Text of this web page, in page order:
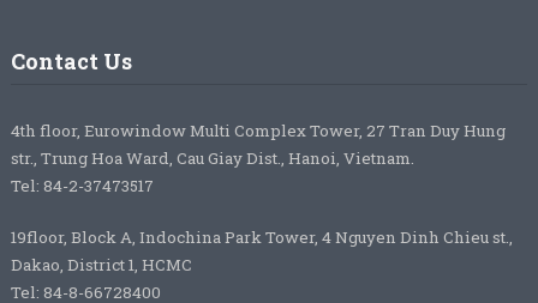
Contact Us
4th floor, Eurowindow Multi Complex Tower, 27 Tran Duy Hung
str., Trung Hoa Ward, Cau Giay Dist., Hanoi, Vietnam.
Tel: 84-2-37473517
19floor, Block A, Indochina Park Tower, 4 Nguyen Dinh Chieu st.,
Dakao, District 1, HCMC
Tel: 84-8-66728400